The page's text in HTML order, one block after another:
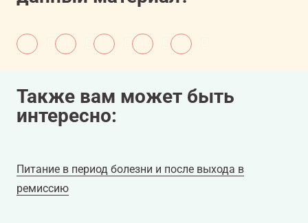
intake-and-disease-prevention/abstract/42
https://www.uptodate.com/contents/vitamin-
intake-and-disease-prevention/abstract/43-
11607081/onco/web/03.26/0
Также вам может быть
интересно:
Питание в период болезни и после выхода в
ремиссию